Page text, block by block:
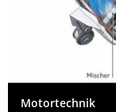
Motortechnik